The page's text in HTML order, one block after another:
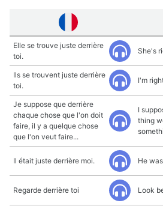
Elle se trouve juste derrière
toi.
She's
Ils se trouvent juste derrière
toi.
I'm
Je suppose que derrière
chaque chose que l'on doit
faire, il y a quelque chose
que l'on veut faire...
I
thing
Il était juste derrière moi. He
Regarde derrière toi Look